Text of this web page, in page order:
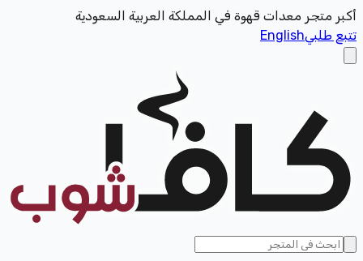
أكبر متجر معدات قهوة في المملكة العربية السعودية
تتبع طلبيEnglish